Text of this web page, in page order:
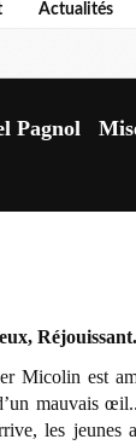
Actualités
Pagnol
Réjouissant.
Micolin est
mauvais
les jeunes